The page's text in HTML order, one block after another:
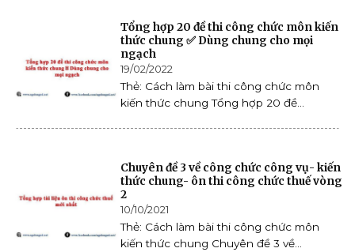
Tổng hợp 20 đề thi công chức môn kiến
thức chung ✅ Dùng chung cho mọi
ngạch
19/02/2022
Thẻ: Cách làm bài thi công chức môn
kiến thức chung Tổng hợp 20 đề...
Chuyên đề 3 về công chức công vụ- kiến
thức chung- ôn thi công chức thuế vòng
2
10/10/2021
Thẻ: Cách làm bài thi công chức môn
kiến thức chung Chuyên đề 3 về...